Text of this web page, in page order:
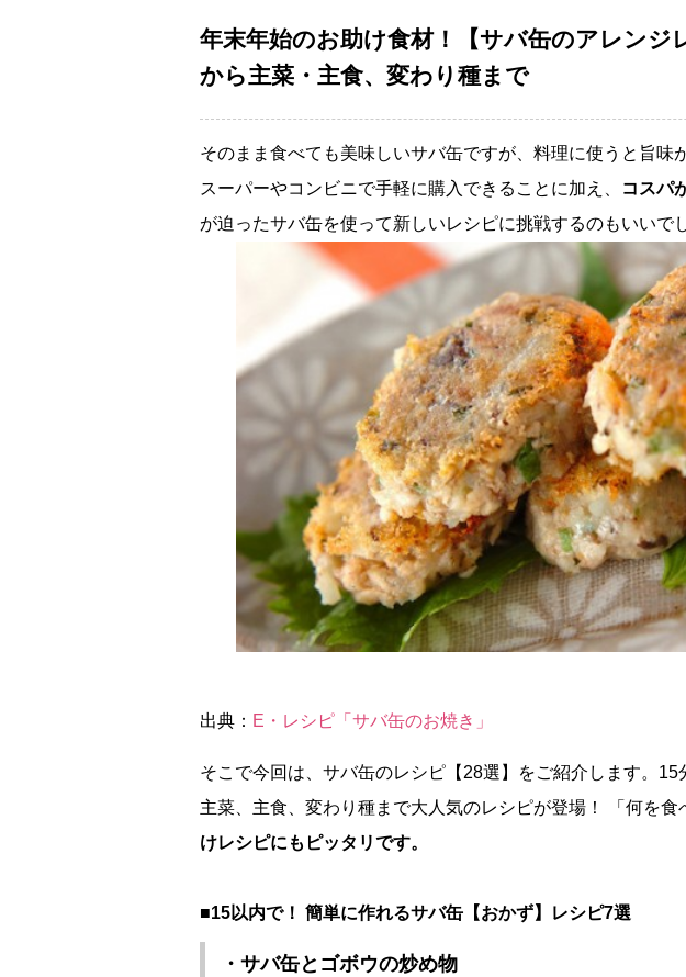
年末年始のお助け食材！【サバ缶のアレンジ
から主菜・主食、変わり種まで
そのまま食べても美味しいサバ缶ですが、料理に使うと旨味
スーパーやコンビニで手軽に購入できることに加え、
コスパ
が迫ったサバ缶を使って新しいレシピに挑戦するのもいいで
出典： E・レシピ「サバ缶のお焼き」
そこで今回は、サバ缶のレシピ【28選】をご紹介します。15
主菜、主食、変わり種まで大人気のレシピが登場！ 「何を
けレシピにもピッタリです。
■15以内で！ 簡単に作れるサバ缶【おかず】レシピ7選
・サバ缶とゴボウの炒め物